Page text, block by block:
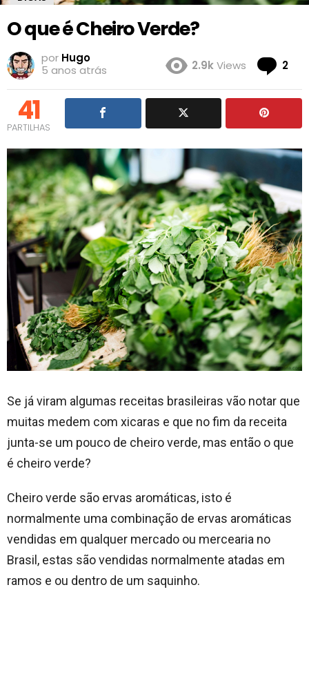
O que é Cheiro Verde?
por Hugo
5 anos atrás
2.9kViews 2
41
PARTILHAS
Se já viram algumas receitas brasileiras vão notar que
muitas medem com xicaras e que no fim da receita
junta-se um pouco de cheiro verde, mas então o que
é cheiro verde?
Cheiro verde são ervas aromáticas, isto é
normalmente uma combinação de ervas aromáticas
vendidas em qualquer mercado ou mercearia no
Brasil, estas são vendidas normalmente atadas em
ramos e ou dentro de um saquinho.